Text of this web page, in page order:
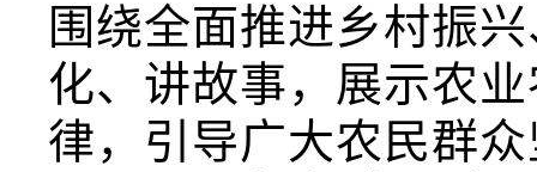
围绕全面推进乡村振
化、讲故事，展示农
律，引导广大农民群